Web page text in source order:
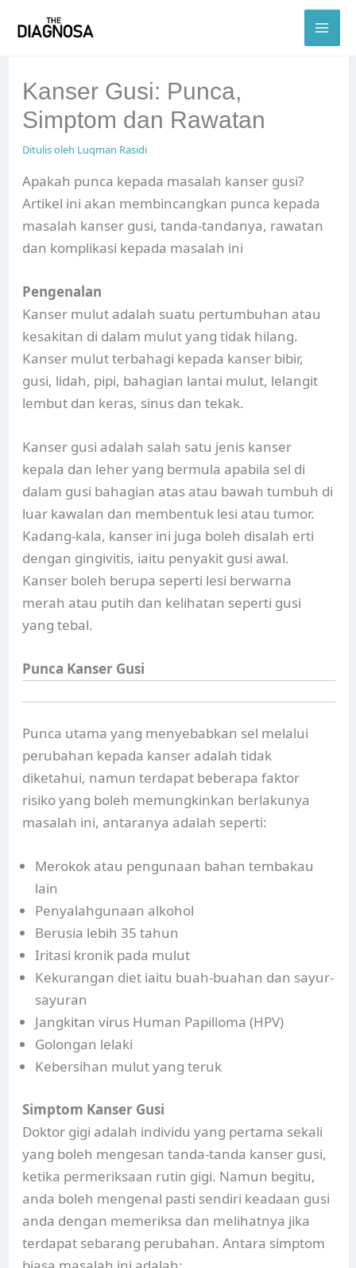
Kanser Gusi: Punca,
Simptom dan Rawatan
Ditulis oleh Luqman Rasidi
Apakah punca kepada masalah kanser gusi?
Artikel ini akan membincangkan punca kepada
masalah kanser gusi, tanda-tandanya, rawatan
dan komplikasi kepada masalah ini
Pengenalan
Kanser mulut adalah suatu pertumbuhan atau
kesakitan di dalam mulut yang tidak hilang.
Kanser mulut terbahagi kepada kanser bibir,
gusi, lidah, pipi, bahagian lantai mulut, lelangit
lembut dan keras, sinus dan tekak.
Kanser gusi adalah salah satu jenis kanser
kepala dan leher yang bermula apabila sel di
dalam gusi bahagian atas atau bawah tumbuh di
luar kawalan dan membentuk lesi atau tumor.
Kadang-kala, kanser ini juga boleh disalah erti
dengan gingivitis, iaitu penyakit gusi awal.
Kanser boleh berupa seperti lesi berwarna
merah atau putih dan kelihatan seperti gusi
yang tebal.
Punca Kanser Gusi
Punca utama yang menyebabkan sel melalui
perubahan kepada kanser adalah tidak
diketahui, namun terdapat beberapa faktor
risiko yang boleh memungkinkan berlakunya
masalah ini, antaranya adalah seperti:
Merokok atau pengunaan bahan tembakau
lain
Penyalahgunaan alkohol
Berusia lebih 35 tahun
Iritasi kronik pada mulut
Kekurangan diet iaitu buah-buahan dan sayur-
sayuran
Jangkitan virus Human Papilloma (HPV)
Golongan lelaki
Kebersihan mulut yang teruk
Simptom Kanser Gusi
Doktor gigi adalah individu yang pertama sekali
yang boleh mengesan tanda-tanda kanser gusi,
ketika permeriksaan rutin gigi. Namun begitu,
anda boleh mengenal pasti sendiri keadaan gusi
anda dengan memeriksa dan melihatnya jika
terdapat sebarang perubahan. Antara simptom